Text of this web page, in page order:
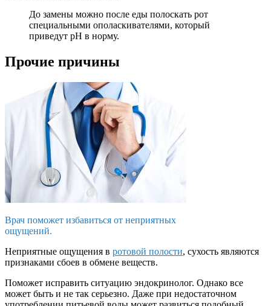
До замены можно после еды полоскать рот
специальными ополаскивателями, который
приведут рН в норму.
Прочие причины
Врач поможет избавиться от неприятных
ощущений.
Неприятные ощущения в ротовой полости, сухость являются
признаками сбоев в обмене веществ.
Поможет исправить ситуацию эндокринолог. Однако все
может быть и не так серьезно. Даже при недостаточном